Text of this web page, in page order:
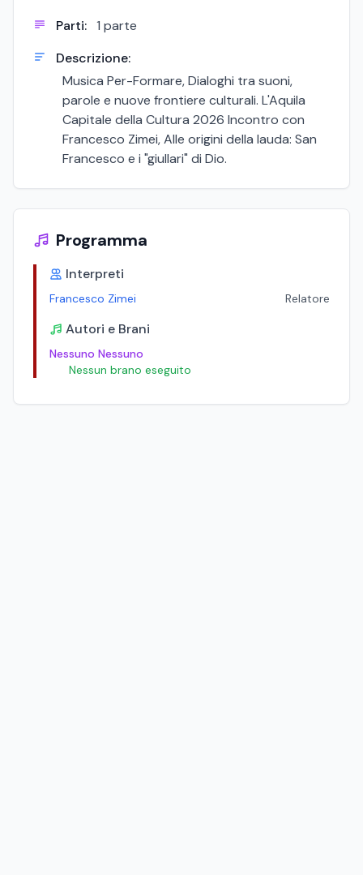
Parti: 1 parte
Descrizione:
Musica Per-Formare, Dialoghi tra suoni,
parole e nuove frontiere culturali. L'Aquila
Capitale della Cultura 2026 Incontro con
Francesco Zimei, Alle origini della lauda: San
Francesco e i "giullari" di Dio.
Programma
Interpreti
Francesco Zimei Relatore
Autori e Brani
Nessuno Nessuno
Nessun brano eseguito